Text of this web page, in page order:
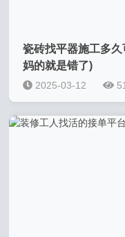
瓷砖找平器施工多
妈的就是错了)
2025-03-12